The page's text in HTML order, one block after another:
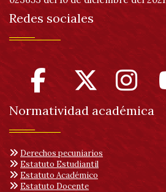
Redes sociales
Normatividad académica
Derechos pecuniarios
Estatuto Estudiantil
Estatuto Académico
Estatuto Docente